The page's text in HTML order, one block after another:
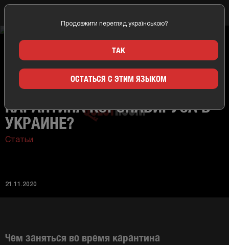
Чем заняться во время карантина коронавируса в
ЧЕМ ЗАНЯТЬСЯ ВО ВРЕМЯ
КАРАНТИНА КОРОНАВИРУСА В
УКРАИНЕ?
Статьи
21.11.2020
Чем заняться во время карантина
Продовжити перегляд українською?
ТАК
ОСТАТЬСЯ С ЭТИМ ЯЗЫКОМ